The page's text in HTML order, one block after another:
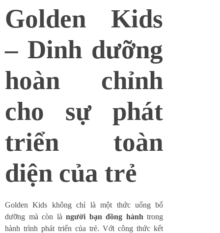
Golden Kids
– Dinh dưỡng
hoàn chỉnh
cho sự phát
triển toàn
diện của trẻ
Golden Kids không chỉ là một thức uống bổ
dưỡng mà còn làngười bạn đồng hành trong
hành trình phát triển của trẻ. Với công thức kết